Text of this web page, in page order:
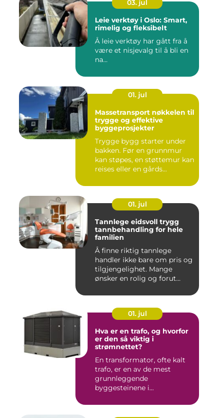
03. jul
Leie verktøy i Oslo: Smart,
rimelig og fleksibelt
Å leie verktøy har gått fra å
være et nisjevalg til å bli en
na...
01. jul
Massetransport nøkkelen til
trygge og effektive
byggeprosjekter
Trygge bygg starter under
bakken. Før en grunnmur
kan støpes, en støttemur kan
reises eller en gårds...
01. jul
Tannlege eidsvoll trygg
tannbehandling for hele
familien
Å finne riktig tannlege
handler ikke bare om pris og
tilgjengelighet. Mange
ønsker en rolig og forut...
01. jul
Hva er en trafo, og hvorfor
er den så viktig i
strømnettet?
En transformator, ofte kalt
trafo, er en av de mest
grunnleggende
byggesteinene i